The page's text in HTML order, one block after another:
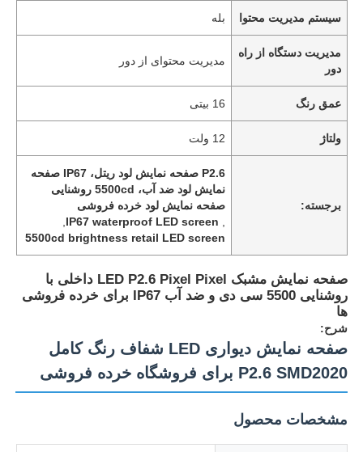
سیستم مدیریت محتوا بله
مدیریت دستگاه از راه
دور
مدیریت محتوای از دور
عمق رنگ 16 بیتی
ولتاژ 12 ولت
برجسته:
P2.6 صفحه نمایش لود ریتل، IP67 صفحه
نمایش لود ضد آب، 5500cd روشنایی
صفحه نمایش لود خرده فروشی
IP67 waterproof LED screen
5500cd brightness retail LED screen
صفحه نمایش مشبک LED P2.6 Pixel Pixel داخلی با
روشنایی 5500 سی دی و ضد آب IP67 برای خرده فروشی
ها
شرح:
صفحه نمایش دیواری LED شفاف رنگ کامل
P2.6 SMD2020 برای فروشگاه خرده فروشی
مشخصات محصول